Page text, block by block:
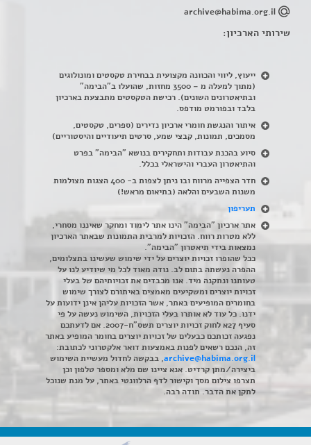
archive@habima.org.il
שירותי הארכיון:
ייעוץ, ליווי והכוונה מקצועית בבחירת טקסטים ומונולוגים
(מתוך למעלה מ – 3500 מחזות, שהועלו ב"הבימה"
ובתיאטרונים השונים). רכישת הטקסטים מתבצעת בארכיון
בלבד ובפורמט מודפס.
איתור והנגשת חומרי ארכיון נדירים (ספרים, טקסטים,
מסמכים, תמונות, קבצי שמע, סרטים תיעודיים והיסטוריים)
סיוע בהכנת עבודות ותחקירים בנושא "הבימה" בפרט
והתיאטרון העברי והישראלי בכלל.
חדר הצפייה מרווח ובו ניתן לצפות ב- 400 הצגות מצולמות
משנות השבעים והלאה (בתיאום מראש!)
תעריפון
אתר ארכיון "הבימה" הינו אתר לימוד ומחקר שאיננו מסחרי,
ללא מטרות רווח. הזכויות למרבית התמונות שבאתר הארכיון
נמצאות בידי תיאטרון "הבימה".
ככל שהופרו זכויות יוצרים על ידי שימוש שעשינו בתצלומים,
ההפרה נעשתה בתום לב. נודה מאוד לכל מי שיודיע לנו על
טעותנו ונתקנה מיד. אנו מכבדים את זכויותיהם של בעלי
זכויות יוצרים ומשקיעים מאמצים באיתורם לצורך שימוש
בחומרים המופיעים באתר, אשר הזכויות עליהן אינן ידועות על
ידנו. כל עוד לא אותרו בעלי הזכויות, השימוש נעשה על פי
סעיף 27א לחוק זכויות יוצרים תשס"ח-2007. אם לדעתכם
נפגעה זכותכם כבעלים של זכויות יוצרים בחומר המופיע באתר
זה, הנכם רשאים לפנות באמצעות דואר אלקטרוני לכתובת:
archive@habima.org.il, בבקשה לחדול מעשיית השימוש
ביצירה/מתן קרדיט. אנא ציינו שם מלא ומספר טלפון וכן
תצרפו צילום מסך וקישור לדף הרלוונטי באתר, על מנת שנוכל
לתקן את הדבר. תודה רבה.